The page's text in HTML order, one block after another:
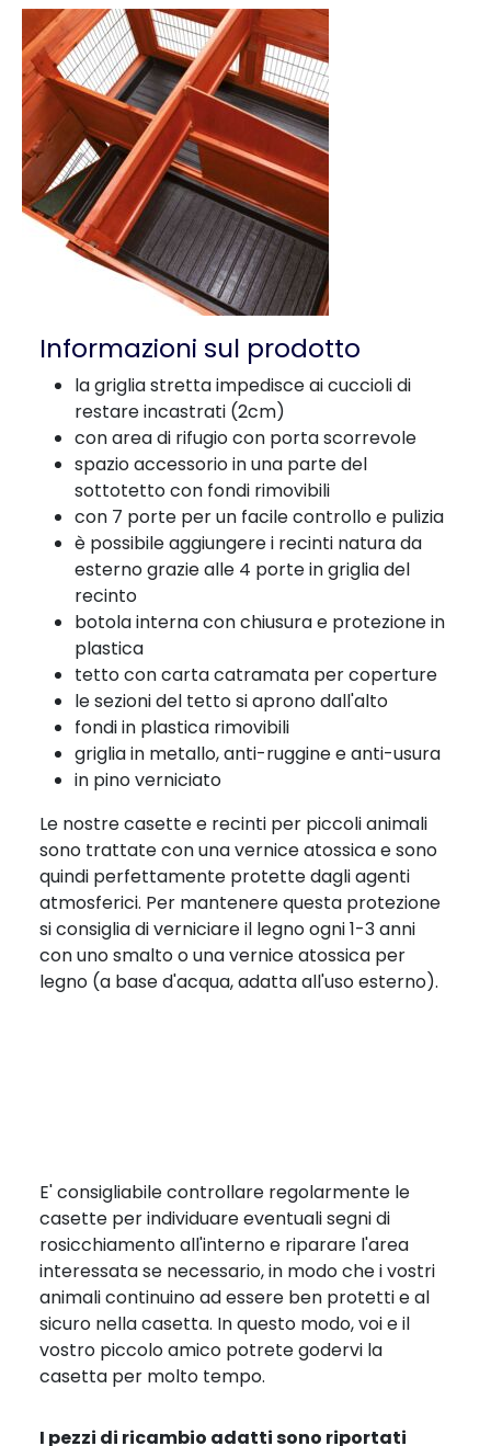
Informazioni sul prodotto
la griglia stretta impedisce ai cuccioli di
restare incastrati (2cm)
con area di rifugio con porta scorrevole
spazio accessorio in una parte del
sottotetto con fondi rimovibili
con 7 porte per un facile controllo e pulizia
è possibile aggiungere i recinti natura da
esterno grazie alle 4 porte in griglia del
recinto
botola interna con chiusura e protezione in
plastica
tetto con carta catramata per coperture
le sezioni del tetto si aprono dall'alto
fondi in plastica rimovibili
griglia in metallo, anti-ruggine e anti-usura
in pino verniciato
Le nostre casette e recinti per piccoli animali
sono trattate con una vernice atossica e sono
quindi perfettamente protette dagli agenti
atmosferici. Per mantenere questa protezione
si consiglia di verniciare il legno ogni 1-3 anni
con uno smalto o una vernice atossica per
legno (a base d'acqua, adatta all'uso esterno).
E' consigliabile controllare regolarmente le
casette per individuare eventuali segni di
rosicchiamento all'interno e riparare l'area
interessata se necessario, in modo che i vostri
animali continuino ad essere ben protetti e al
sicuro nella casetta. In questo modo, voi e il
vostro piccolo amico potrete godervi la
casetta per molto tempo.
I pezzi di ricambio adatti sono riportati